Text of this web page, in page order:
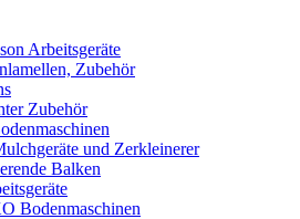
Arbeitsgeräte
Zubehör
Zubehör
und Zerkleinerer
Balken
Bodenmaschinen